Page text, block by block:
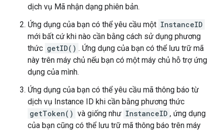
dịch vụ Mã nhận dạng phiên bản.
Ứng dụng của bạn có thể yêu cầu một InstanceID
mới bất cứ khi nào cần bằng cách sử dụng phương
thức getID() . Ứng dụng của bạn có thể lưu trữ mã
này trên máy chủ nếu bạn có một máy chủ hỗ trợ ứng
dụng của mình.
Ứng dụng của bạn có thể yêu cầu mã thông báo từ
dịch vụ Instance ID khi cần bằng phương thức
getToken() và giống như InstanceID , ứng dụng
của bạn cũng có thể lưu trữ mã thông báo trên máy